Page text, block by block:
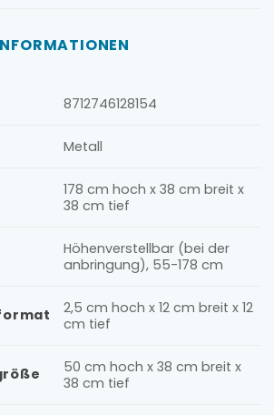
8712746128154
Metall
178 cm hoch x 38 cm breit x
38 cm tief
Höhenverstellbar (bei der
anbringung), 55-178 cm
2,5 cm hoch x 12 cm breit x 12
cm tief
50 cm hoch x 38 cm breit x
38 cm tief